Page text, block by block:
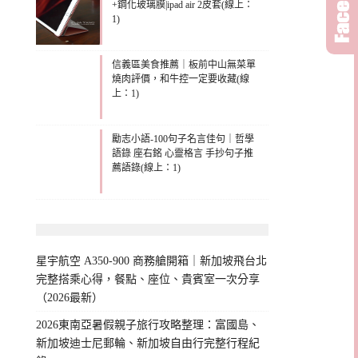
+鋼化玻璃膜|ipad air 2皮套(線上：
1)
信義區美食推薦｜板前中山無菜單
燒肉評價，和牛控一定要收藏(線
上：1)
勵志小語-100句子名言佳句｜哲學
語錄 座右銘 心靈格言 手抄句子推
薦語錄(線上：1)
星宇航空 A350-900 商務艙開箱｜新加坡飛台北
完整搭乘心得，餐點、座位、貴賓室一次分享
（2026最新）
2026東南亞暑假親子旅行攻略整理：富國島、
新加坡迪士尼郵輪、新加坡自由行完整行程紀